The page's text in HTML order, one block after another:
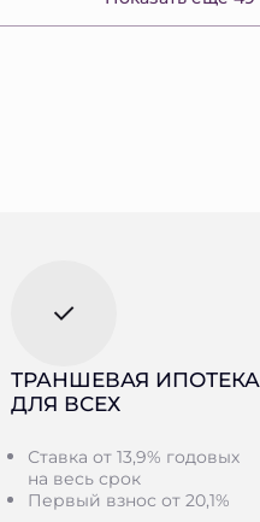
ТРАНШЕВАЯ ИПОТЕКА
ДЛЯ ВСЕХ
Ставка от 13,9% годовых
на весь срок
Первый взнос от 20,1%